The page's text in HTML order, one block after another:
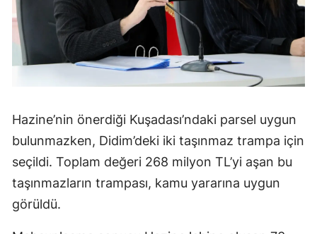
Hazine’nin önerdiği Kuşadası’ndaki parsel uygun
bulunmazken, Didim’deki iki taşınmaz trampa için
seçildi. Toplam değeri 268 milyon TL’yi aşan bu
taşınmazların trampası, kamu yararına uygun
görüldü.